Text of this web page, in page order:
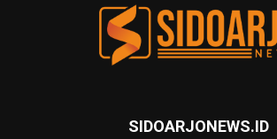
SIDOARJONEWS.ID